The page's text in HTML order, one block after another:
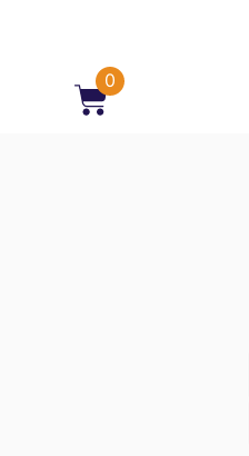
0